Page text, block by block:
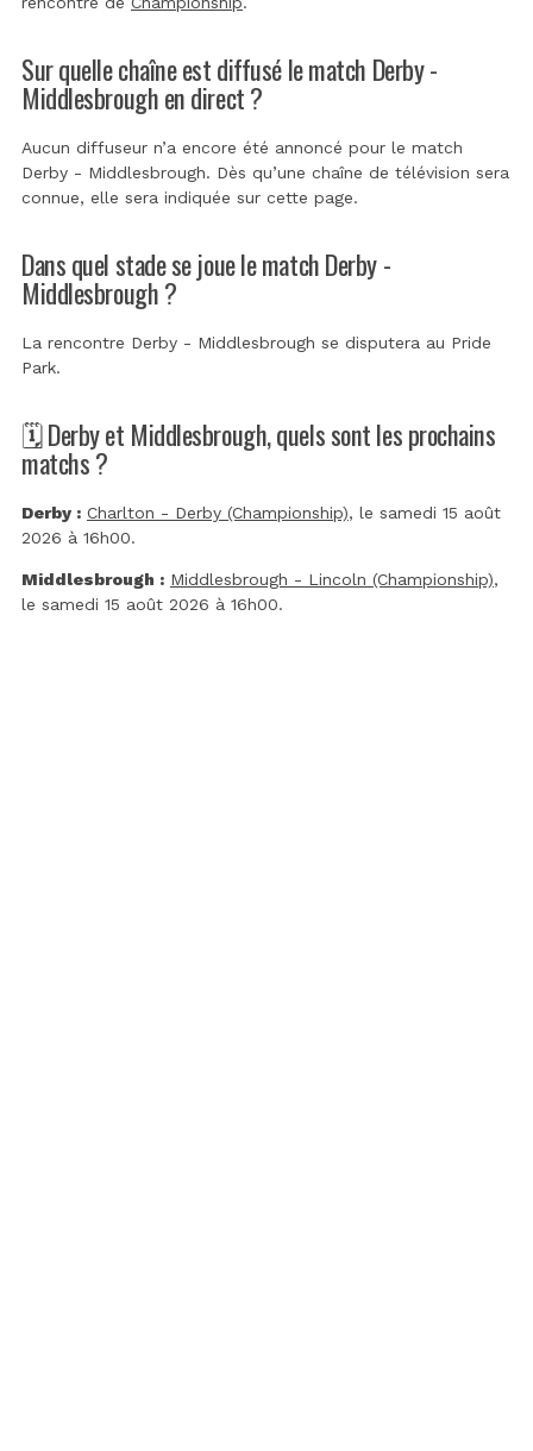
Sur quelle chaîne est diffusé le match Derby -
Middlesbrough en direct ?
Aucun diffuseur n’a encore été annoncé pour le match
Derby - Middlesbrough. Dès qu’une chaîne de télévision sera
connue, elle sera indiquée sur cette page.
Dans quel stade se joue le match Derby -
Middlesbrough ?
La rencontre Derby - Middlesbrough se disputera au Pride
Park.
🗓️ Derby et Middlesbrough, quels sont les prochains
matchs ?
Derby : Charlton - Derby (Championship), le samedi 15 août
2026 à 16h00.
Middlesbrough : Middlesbrough - Lincoln (Championship),
le samedi 15 août 2026 à 16h00.